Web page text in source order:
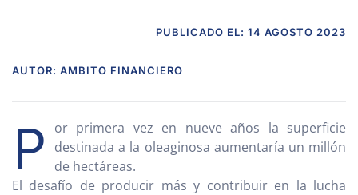
PUBLICADO EL: 14 AGOSTO 2023
AUTOR: AMBITO FINANCIERO
P
or primera vez en nueve años la superficie
destinada a la oleaginosa aumentaría un millón
de hectáreas.
El desafío de producir más y contribuir en la lucha